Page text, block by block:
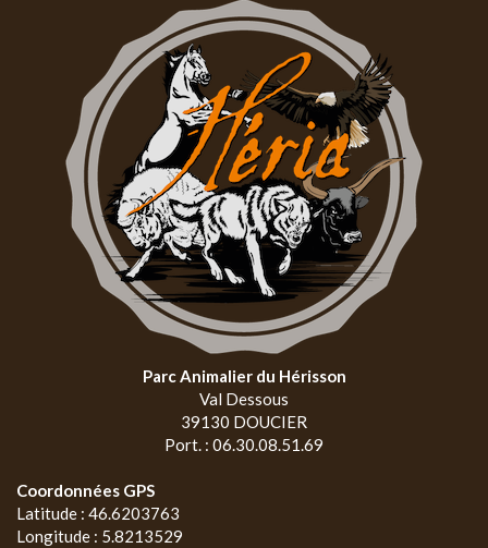
Parc Animalier du Hérisson
Val Dessous
39130 DOUCIER
Port. : 06.30.08.51.69
Coordonnées GPS
Latitude : 46.6203763
Longitude : 5.8213529